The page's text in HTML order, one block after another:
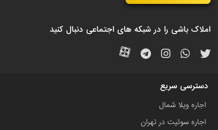
املاک باشی را در شبکه های اجتماعی دنبال کنید
دسترسی سریع
اجاره ویلا شمال
اجاره سوئیت در تهران